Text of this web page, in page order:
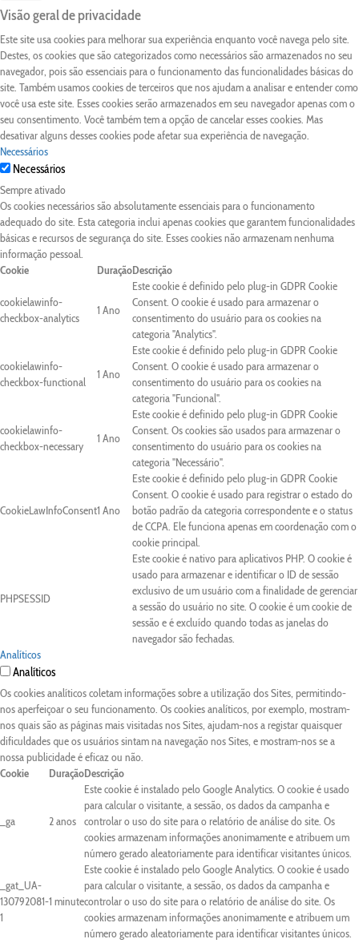
Visão geral de privacidade
Este site usa cookies para melhorar sua experiência enquanto você navega pelo site.
Destes, os cookies que são categorizados como necessários são armazenados no seu
navegador, pois são essenciais para o funcionamento das funcionalidades básicas do
site. Também usamos cookies de terceiros que nos ajudam a analisar e entender como
você usa este site. Esses cookies serão armazenados em seu navegador apenas com o
seu consentimento. Você também tem a opção de cancelar esses cookies. Mas
desativar alguns desses cookies pode afetar sua experiência de navegação.
Necessários
Necessários
Sempre ativado
Os cookies necessários são absolutamente essenciais para o funcionamento
adequado do site. Esta categoria inclui apenas cookies que garantem funcionalidades
básicas e recursos de segurança do site. Esses cookies não armazenam nenhuma
informação pessoal.
Cookie
DuraçãoDescrição
cookielawinfo-
checkbox-analytics
1 Ano
Este cookie é definido pelo plug-in GDPR Cookie
Consent. O cookie é usado para armazenar o
consentimento do usuário para os cookies na
categoria "Analytics".
cookielawinfo-
checkbox-functional
1 Ano
Este cookie é definido pelo plug-in GDPR Cookie
Consent. O cookie é usado para armazenar o
consentimento do usuário para os cookies na
categoria "Funcional".
cookielawinfo-
checkbox-necessary
1 Ano
Este cookie é definido pelo plug-in GDPR Cookie
Consent. Os cookies são usados para armazenar o
consentimento do usuário para os cookies na
categoria "Necessário".
CookieLawInfoConsent1 Ano
Este cookie é definido pelo plug-in GDPR Cookie
Consent. O cookie é usado para registrar o estado do
botão padrão da categoria correspondente e o status
de CCPA. Ele funciona apenas em coordenação com o
cookie principal.
PHPSESSID
Este cookie é nativo para aplicativos PHP. O cookie é
usado para armazenar e identificar o ID de sessão
exclusivo de um usuário com a finalidade de gerenciar
a sessão do usuário no site. O cookie é um cookie de
sessão e é excluído quando todas as janelas do
navegador são fechadas.
Analíticos
Analíticos
Os cookies analíticos coletam informações sobre a utilização dos Sites, permitindo-
nos aperfeiçoar o seu funcionamento. Os cookies analíticos, por exemplo, mostram-
nos quais são as páginas mais visitadas nos Sites, ajudam-nos a registar quaisquer
dificuldades que os usuários sintam na navegação nos Sites, e mostram-nos se a
nossa publicidade é eficaz ou não.
Cookie
DuraçãoDescrição
_ga 2 anos
Este cookie é instalado pelo Google Analytics. O cookie é usado
para calcular o visitante, a sessão, os dados da campanha e
controlar o uso do site para o relatório de análise do site. Os
cookies armazenam informações anonimamente e atribuem um
número gerado aleatoriamente para identificar visitantes únicos.
_gat_UA-
130792081-
1
1 minute
Este cookie é instalado pelo Google Analytics. O cookie é usado
para calcular o visitante, a sessão, os dados da campanha e
controlar o uso do site para o relatório de análise do site. Os
cookies armazenam informações anonimamente e atribuem um
número gerado aleatoriamente para identificar visitantes únicos.